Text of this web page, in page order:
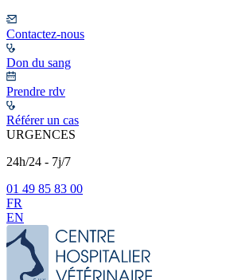
Contactez-nous
Don du sang
Prendre rdv
Référer un cas
URGENCES
24h/24 - 7j/7
01 49 85 83 00
FR
EN